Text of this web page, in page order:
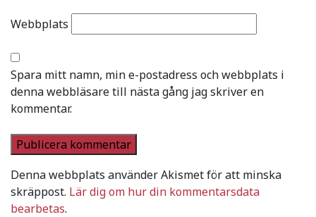
Webbplats
Spara mitt namn, min e-postadress och webbplats i
denna webbläsare till nästa gång jag skriver en
kommentar.
Denna webbplats använder Akismet för att minska
skräppost. Lär dig om hur din kommentarsdata
bearbetas.